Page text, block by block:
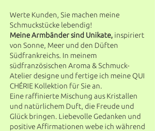
Werte Kunden, Sie machen meine
Schmuckstücke lebendig!
Meine Armbänder sind Unikate, inspiriert
von Sonne, Meer und den Düften
Südfrankreichs. In meinem
südfranzösischen Aroma & Schmuck-
Atelier designe und fertige ich meine QUI
CHÉRIE Kollektion für Sie an.
Eine raffinierte Mischung aus Kristallen
und natürlichem Duft, die Freude und
Glück bringen. Liebevolle Gedanken und
positive Affirmationen webe ich während